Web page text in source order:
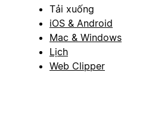
Tải xuống
iOS & Android
Mac & Windows
Lịch
Web Clipper